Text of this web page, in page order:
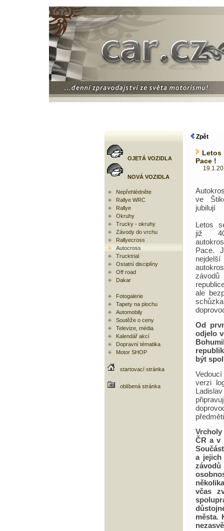
OJETÁ VOZIDLA
NOVÁ VOZIDLA
Nepřehlédněte
Rallye WRC
Rallye
Okruhy
Trucky - okruhy
Závody do vrchu
Rallyecross
Autocross
Trucktrial
Ostatní disciplíny
Off road
Dakar
Fotogalerie
Tapety na plochu
Automobily
Soutěže o ceny
Televize, média
Kalendář akcí
Dopravní tématika
Motor SHOP
startovací stránka
oblíbená stránka
Zpět
Letos
Pace !
ve
jubilují
Letos
již
Pace.
ale
Od
odjelo
být
verzi
ČR a v
a jejich
včas
města.